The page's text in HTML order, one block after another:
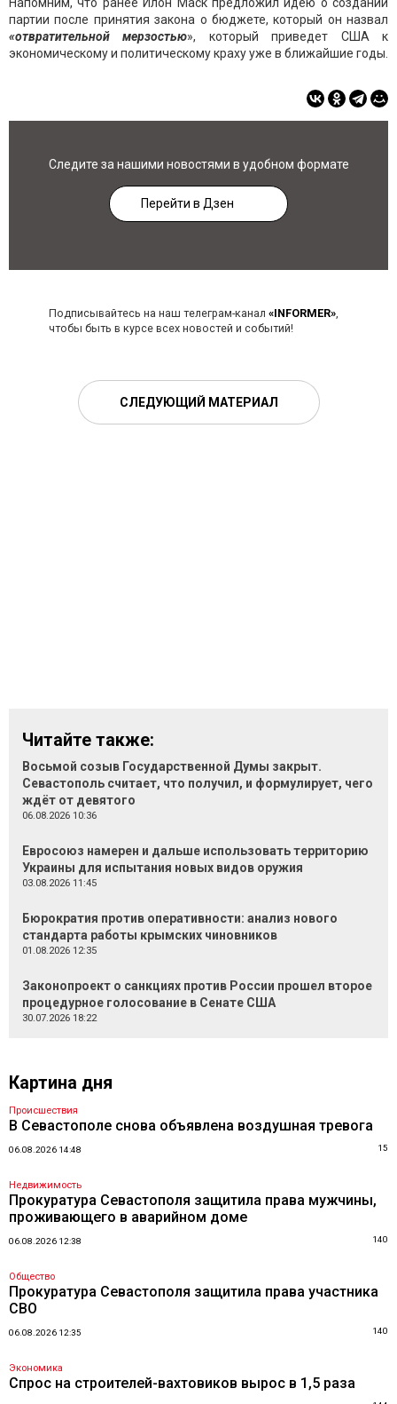
партии после принятия закона о бюджете, который он назвал
«отвратительной мерзостью», который приведет США к
экономическому и политическому краху уже в ближайшие годы.
Следите за нашими новостями в удобном формате
Перейти в Дзен
Подписывайтесь на наш телеграм-канал «INFORMER»,
чтобы быть в курсе всех новостей и событий!
СЛЕДУЮЩИЙ МАТЕРИАЛ
Читайте также:
Восьмой созыв Государственной Думы закрыт.
Севастополь считает, что получил, и формулирует, чего
ждёт от девятого
06.08.2026 10:36
Евросоюз намерен и дальше использовать территорию
Украины для испытания новых видов оружия
03.08.2026 11:45
Бюрократия против оперативности: анализ нового
стандарта работы крымских чиновников
01.08.2026 12:35
Законопроект о санкциях против России прошел второе
процедурное голосование в Сенате США
30.07.2026 18:22
Картина дня
Происшествия
В Севастополе снова объявлена воздушная тревога
06.08.2026 14:48 15
Недвижимость
Прокуратура Севастополя защитила права мужчины,
проживающего в аварийном доме
06.08.2026 12:38 140
Общество
Прокуратура Севастополя защитила права участника
СВО
06.08.2026 12:35 140
Экономика
Спрос на строителей-вахтовиков вырос в 1,5 раза